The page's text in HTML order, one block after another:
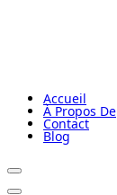
Accueil
À Propos De
Contact
Blog